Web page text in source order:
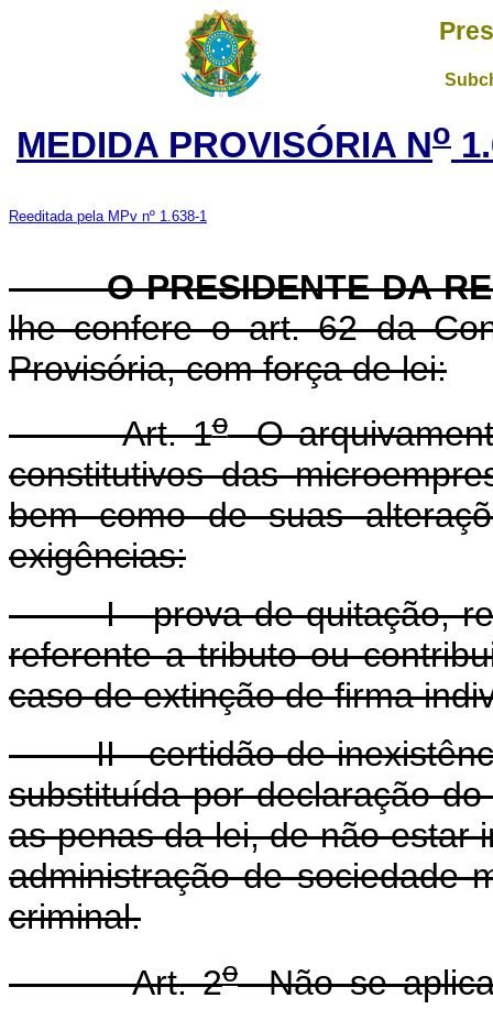
MEDIDA PROVISÓRIA No
Reeditada pela MPv nº 1.638-1
O PRESIDENTE DA
lhe confere o art. 62 da
Provisória, com força de lei:
Art. 1oO
constitutivos das
bem como de suas
exigências:
I - prova de quitação,
referente a tributo ou
caso de extinção de firma
II - certidão de inexistência
substituída por declaração
as penas da lei, de não estar
administração de sociedade
criminal.
Art. 2oNão se aplica